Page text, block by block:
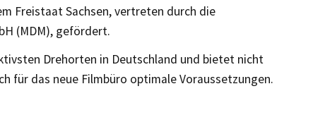
Freistaat Sachsen, vertreten durch die
(MDM), gefördert.
Drehorten in Deutschland und bietet nicht
für das neue Filmbüro optimale Voraussetzungen.